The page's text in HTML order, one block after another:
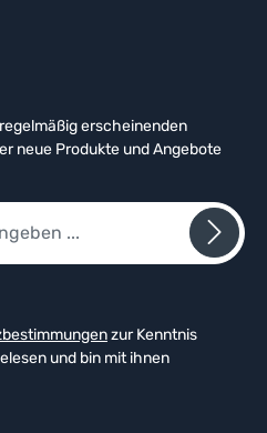
erscheinenden
neue Produkte und Angebote
zur Kenntnis
und bin mit ihnen